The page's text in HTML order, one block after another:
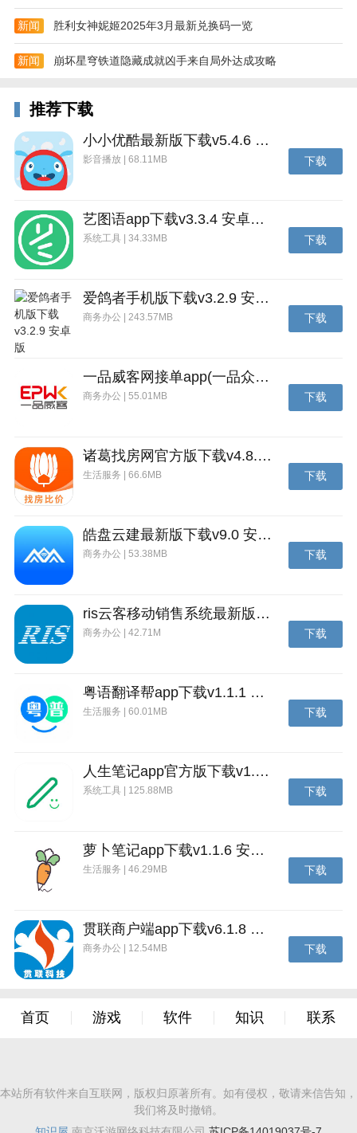
在带给用户熟悉感和亲切感之余，也不乏一些与过去有
所不同的尝试。例如在PVE闯关模式下，画面色彩更为
厚重，光影对比更为强烈，从而使得关卡氛围更符合故
事背景，较端游中的关卡有了更多提升，有过之而无不
——创新玩法层出不穷，乱斗模式轮番开启
武器大乱斗、大头大乱斗、手雷大乱斗、刀王大乱斗等
六大乱斗模式轮番开启，区别于端游的创新玩法，快节
奏的对战体验让玩家迅速上手，主武器、副武器、近战
武器……都可以在不同的乱斗模式中尽情体验。
——剧情战役，组队击退僵尸狂潮
在挑战模式中，玩家将重返战场，面对更加强大的Blitz
生化怪兽。这一次，玩家双拳难敌四手，只有与队友一
起协作奋战同心协力，才能顶住怪兽强势的进攻。
不仅如此，僵尸狂潮强势来袭。新BOSS天蛛、天蛛骑
士、凤凰、雷霆天使……组队击退，更有雷刃、凤舞等
新闻 胜利女神妮姬2025年3月最新兑换码一览
新闻 崩坏星穹铁道隐藏成就凶手来自局外达成攻略
推荐下载
小小优酷最新版下载v5.4.6 安卓官方版
影音播放 | 68.11MB 下载
艺图语app下载v3.3.4 安卓免费版
系统工具 | 34.33MB 下载
爱鸽者手机版下载v3.2.9 安卓版
商务办公 | 243.57MB 下载
一品威客网接单app(一品众包)下载v2.7.1 安卓最新版
商务办公 | 55.01MB 下载
诸葛找房网官方版下载v4.8.1.1 安卓最新版
生活服务 | 66.6MB 下载
皓盘云建最新版下载v9.0 安卓版
商务办公 | 53.38MB 下载
ris云客移动销售系统最新版下载v1.1.25 安卓手机版
商务办公 | 42.71M 下载
粤语翻译帮app下载v1.1.1 安卓版
生活服务 | 60.01MB 下载
人生笔记app官方版下载v1.19.4 安卓版
系统工具 | 125.88MB 下载
萝卜笔记app下载v1.1.6 安卓版
生活服务 | 46.29MB 下载
贯联商户端app下载v6.1.8 安卓版
商务办公 | 12.54MB 下载
首页 游戏 软件 知识 联系
本站所有软件来自互联网，版权归原著所有。如有侵权，敬请来信告知，
我们将及时撤销。